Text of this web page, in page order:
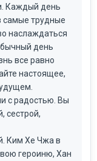
Каждый день
трудные
наслаждаться
день
все равно
настоящее,
с радостью. Вы
сестрой,
Ким Хе Чжа в
героиню, Хан